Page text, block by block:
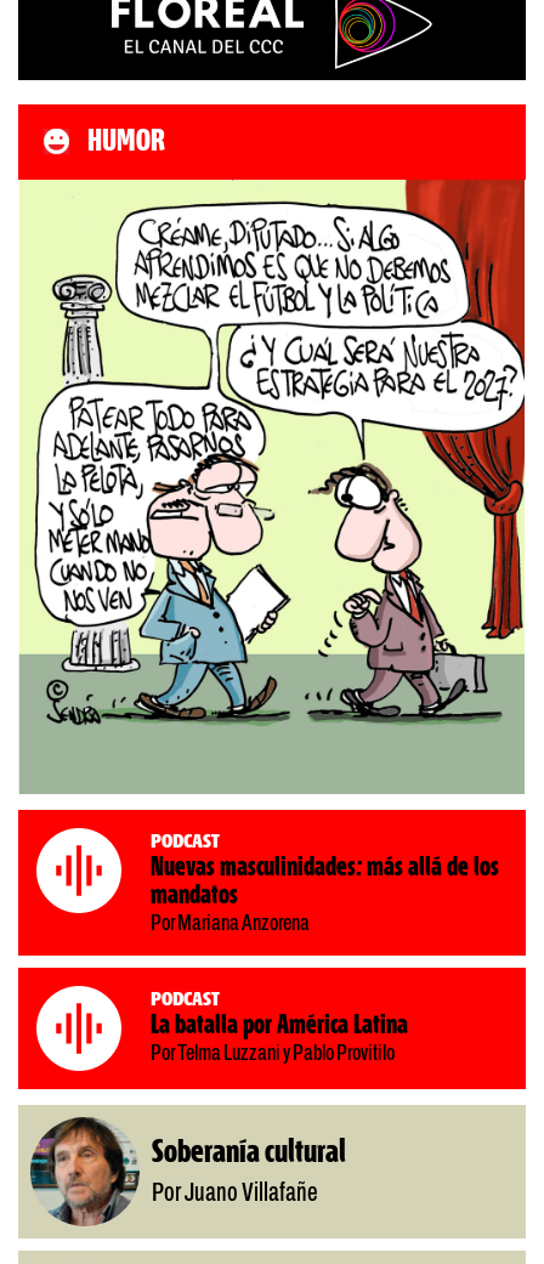
HUMOR
Podcast
Nuevas masculinidades: más allá de los
mandatos
Por Mariana Anzorena
Podcast
La batalla por América Latina
Por Telma Luzzani y Pablo Provitilo
Soberanía cultural
Por Juano Villafañe